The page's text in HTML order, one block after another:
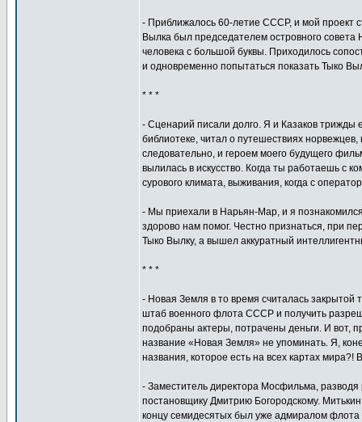
- Приближалось 60-летие СССР, и мой проект
Вылка был председателем островного совета
человека с большой буквы. Приходилось
и одновременно попытаться показать Тыко
* * *
- Сценарий писали долго. Я и Казаков трижды
библиотеке, читал о путешествиях
следовательно, и героем моего будущего
вылилась в искусство. Когда ты работаешь с
сурового климата, выживания, когда с
- Мы приехали в Нарьян-Мар, и я
здорово нам помог. Честно признаться, при
Тыко Вылку, а вышел аккуратный
* * *
- Новая Земля в то время считалась
штаб военного флота СССР и получить
подобраны актеры, потрачены деньги. И вот,
название «Новая Земля» не упоминать. Я,
названия, которое есть на всех картах
- Заместитель директора Мосфильма, разводя
постановщику Дмитрию Богородскому.
концу семидесятых был уже адмиралом флота